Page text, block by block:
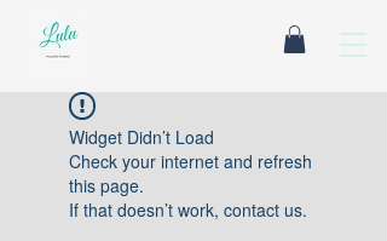
Widget Didn’t Load
Check your internet and refresh
this page.
If that doesn’t work, contact us.